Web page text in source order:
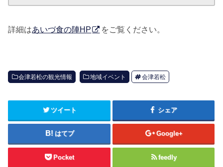
詳細はあいづ食の陣HP をご覧ください。
会津若松の観光情報 地域イベント 会津若松
ツイート シェア
はてブ Google+
Pocket feedly